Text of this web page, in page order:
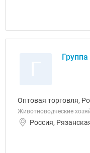
Оптовая торговля,
Животноводческие
Россия,